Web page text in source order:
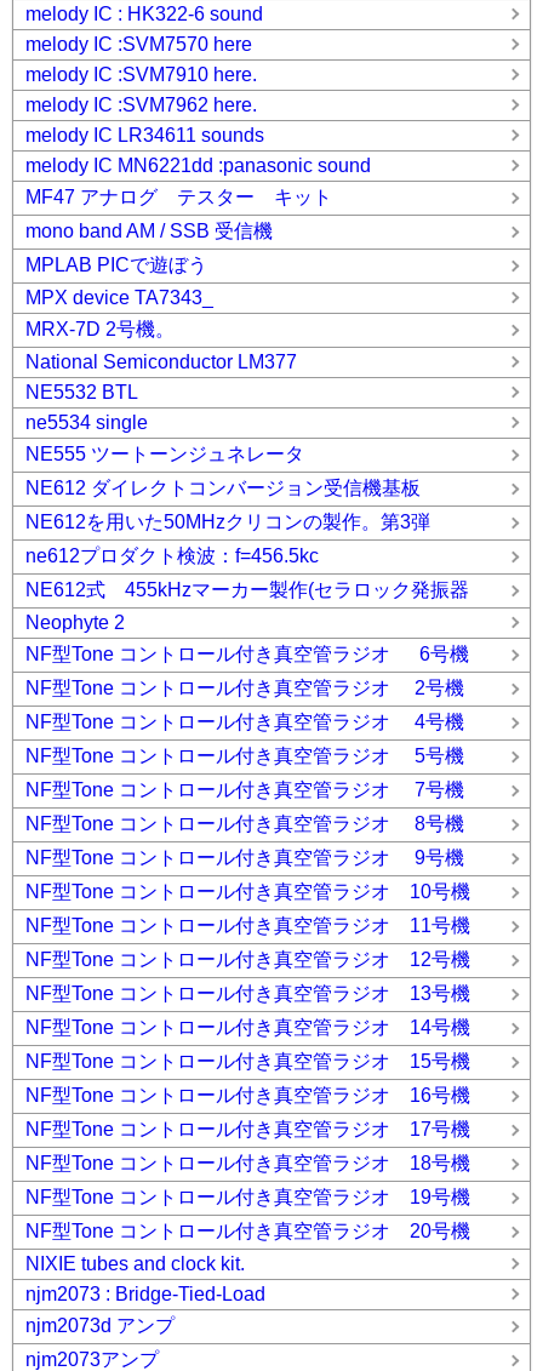
melody IC : HK322-6 sound
melody IC :SVM7570 here
melody IC :SVM7910 here.
melody IC :SVM7962 here.
melody IC LR34611 sounds
melody IC MN6221dd :panasonic sound
MF47 アナログ テスター キット
mono band AM / SSB 受信機
MPLAB PICで遊ぼう
MPX device TA7343_
MRX-7D 2号機。
National Semiconductor LM377
NE5532 BTL
ne5534 single
NE555 ツートーンジュネレータ
NE612 ダイレクトコンバージョン受信機基板
NE612を用いた50MHzクリコンの製作。第3弾
ne612プロダクト検波：f=456.5kc
NE612式 455kHzマーカー製作(セラロック発振器
Neophyte 2
NF型Tone コントロール付き真空管ラジオ 6号機
NF型Tone コントロール付き真空管ラジオ 2号機
NF型Tone コントロール付き真空管ラジオ 4号機
NF型Tone コントロール付き真空管ラジオ 5号機
NF型Tone コントロール付き真空管ラジオ 7号機
NF型Tone コントロール付き真空管ラジオ 8号機
NF型Tone コントロール付き真空管ラジオ 9号機
NF型Tone コントロール付き真空管ラジオ 10号機
NF型Tone コントロール付き真空管ラジオ 11号機
NF型Tone コントロール付き真空管ラジオ 12号機
NF型Tone コントロール付き真空管ラジオ 13号機
NF型Tone コントロール付き真空管ラジオ 14号機
NF型Tone コントロール付き真空管ラジオ 15号機
NF型Tone コントロール付き真空管ラジオ 16号機
NF型Tone コントロール付き真空管ラジオ 17号機
NF型Tone コントロール付き真空管ラジオ 18号機
NF型Tone コントロール付き真空管ラジオ 19号機
NF型Tone コントロール付き真空管ラジオ 20号機
NIXIE tubes and clock kit.
njm2073 : Bridge-Tied-Load
njm2073d アンプ
njm2073アンプ